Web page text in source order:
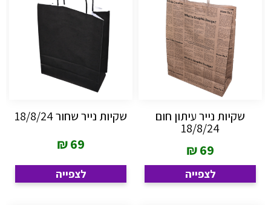
שקיות נייר עיתון חום
18/8/24
69
₪
לצפייה
שקיות נייר שחור 18/8/24
69
₪
לצפייה